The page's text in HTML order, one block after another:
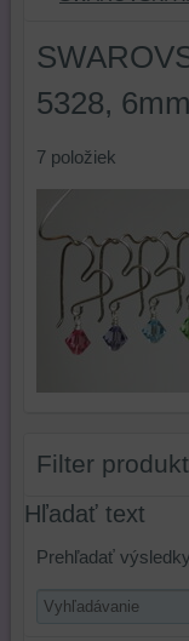
5328, 6mm
7 položiek
Filter
Hľadať text
Prehľadať